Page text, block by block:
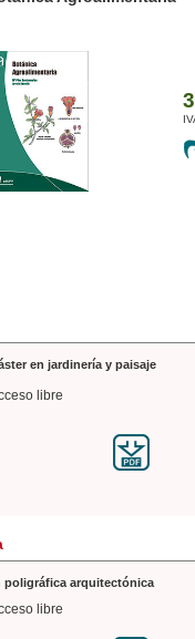
IVA
en jardinería y paisaje
libre
poligráfica arquitectónica
libre